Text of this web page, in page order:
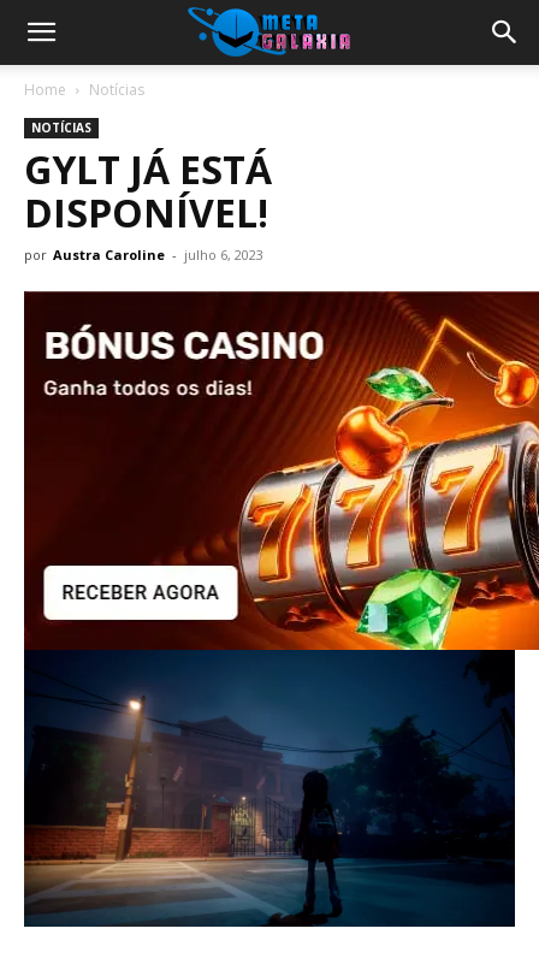
Home Notícias
NOTÍCIAS
GYLT JÁ ESTÁ
DISPONÍVEL!
por Austra Caroline - julho 6, 2023